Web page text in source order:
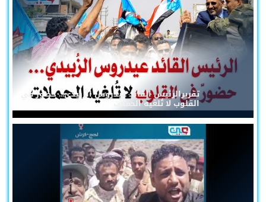
تقريرالرئيس القائد عيدروس الزُبيدي... حضورٌ في
القلوب لا تُلغيه الحملات